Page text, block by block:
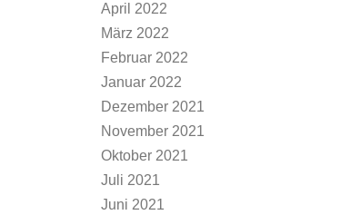
April 2022
März 2022
Februar 2022
Januar 2022
Dezember 2021
November 2021
Oktober 2021
Juli 2021
Juni 2021